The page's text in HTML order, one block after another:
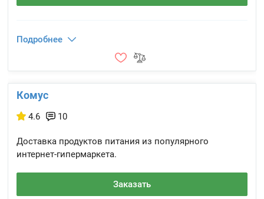
Подробнее
Комус
4.6 10
Доставка продуктов питания из популярного
интернет-гипермаркета.
Заказать